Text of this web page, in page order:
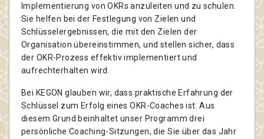
Implementierung von OKRs anzuleiten und zu schulen.
Sie helfen bei der Festlegung von Zielen und
Schlüsselergebnissen, die mit den Zielen der
Organisation übereinstimmen, und stellen sicher, dass
der OKR-Prozess effektiv implementiert und
aufrechterhalten wird.
Bei KEGON glauben wir, dass praktische Erfahrung der
Schlüssel zum Erfolg eines OKR-Coaches ist. Aus
diesem Grund beinhaltet unser Programm drei
persönliche Coaching-Sitzungen, die Sie über das Jahr